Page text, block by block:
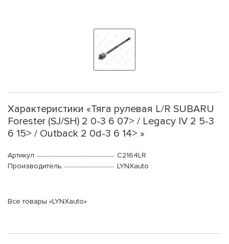
Характеристики «Тяга рулевая L/R SUBARU
Forester (SJ/SH) 2 0-3 6 07> / Legacy IV 2 5-3
6 15> / Outback 2 0d-3 6 14> »
Артикул
C2164LR
Производитель
LYNXauto
Все товары «LYNXauto»